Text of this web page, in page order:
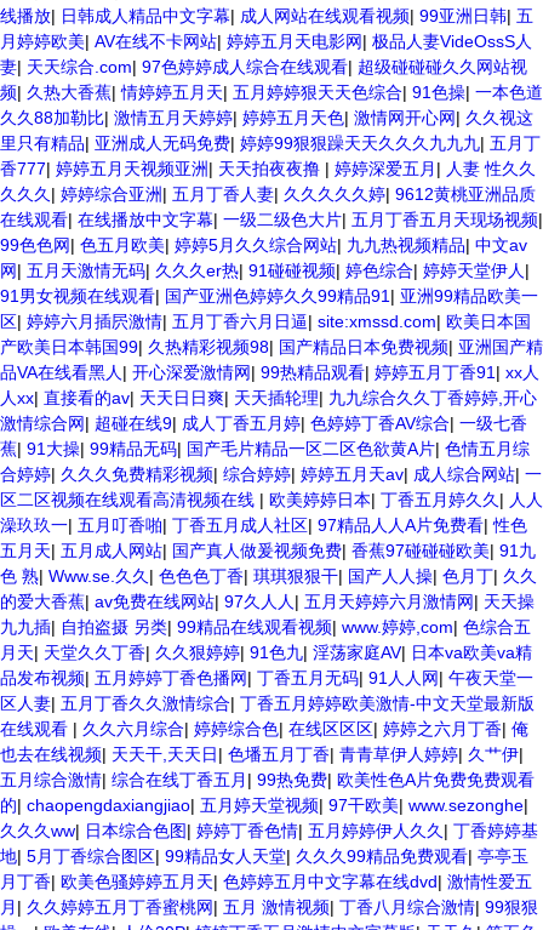
线播放| 日韩成人精品中文字幕| 成人网站在线观看视频| 99亚洲日韩| 五
月婷婷欧美| AV在线不卡网站| 婷婷五月天电影网| 极品人妻VideOssS人
妻| 天天综合.com| 97色婷婷成人综合在线观看| 超级碰碰碰久久网站视
频| 久热大香蕉|情婷婷五月天| 五月婷婷狠天天色综合| 91色操| 一本色道
久久88加勒比| 激情五月天婷婷| 婷婷五月天色| 激情网开心网| 久久视这
里只有精品| 亚洲成人无码免费| 婷婷99狠狠躁天天久久久九九九| 五月丁
香777| 婷婷五月天视频亚洲| 天天拍夜夜撸 | 婷婷深爱五月 | 人妻 性久久
久久久 | 婷婷综合亚洲| 五月丁香人妻| 久久久久久婷| 9612黄桃亚洲品质
在线观看| 在线播放中文字幕| 一级二级色大片| 五月丁香五月天现场视频|
99色色网| 色五月欧美| 婷婷5月久久综合网站| 九九热视频精品| 中文av
网| 五月天激情无码| 久久久er热| 91碰碰视频| 婷色综合| 婷婷天堂伊人 |
91男女视频在线观看| 国产亚洲色婷婷久久99精品91 | 亚洲99精品欧美一
区| 婷婷六月插屄激情| 五月丁香六月日逼| site:xmssd.com| 欧美日本国
产欧美日本韩国99| 久热精彩视频98| 国产精品日本免费视频| 亚洲国产精
品VA在线看黑人 | 开心深爱激情网| 99热精品观看| 婷婷五月丁香91 | xx人
人xx| 直接看的av| 天天日日爽| 天天插轮理| 九九综合久久丁香婷婷,开心
激情综合网| 超碰在线9| 成人丁香五月婷| 色婷婷丁香AV综合| 一级七香
蕉| 91大操| 99精品无码| 国产毛片精品一区二区色欲黄A片| 色情五月综
合婷婷| 久久久免费精彩视频| 综合婷婷| 婷婷五月天av| 成人综合网站| 一
区二区视频在线观看高清视频在线 | 欧美婷婷日本| 丁香五月婷久久 | 人人
澡玖玖一| 五月叮香啪| 丁香五月成人社区| 97精品人人A片免费看|性色
五月天| 五月成人网站| 国产真人做爰视频免费| 香蕉97碰碰碰欧美| 91九
色 熟| Www.se.久久 | 色色色丁香| 琪琪狠狠干| 国产人人操| 色月丁| 久久
的爱大香蕉| av免费在线网站| 97久人人 | 五月天婷婷六月激情网| 天天操
九九插| 自拍盗摄 另类| 99精品在线观看视频| www.婷婷,com| 色综合五
月天| 天堂久久丁香| 久久狠婷婷| 91色九| 淫荡家庭AV| 日本va欧美va精
品发布视频| 五月婷婷丁香色播网| 丁香五月无码| 91人人网| 午夜天堂一
区人妻| 五月丁香久久激情综合| 丁香五月婷婷欧美激情-中文天堂最新版
在线观看 | 久久六月综合| 婷婷综合色| 在线区区区| 婷婷之六月丁香| 俺
也去在线视频| 天天干,天天日| 色墦五月丁香| 青青草伊人婷婷| 久艹伊|
五月综合激情| 综合在线丁香五月 | 99热免费| 欧美性色A片免费免费观看
的| chaopengdaxiangjiao| 五月婷天堂视频| 97干欧美| www.sezonghe|
久久久ww| 日本综合色图| 婷婷丁香色情| 五月婷婷伊人久久 | 丁香婷婷基
地| 5月丁香综合图区| 99精品女人天堂| 久久久99精品免费观看| 亭亭玉
月丁香| 欧美色骚婷婷五月天| 色婷婷五月中文字幕在线dvd| 激情性爱五
月 | 久久婷婷五月丁香蜜桃网| 五月 激情视频| 丁香八月综合激情| 99狠狠